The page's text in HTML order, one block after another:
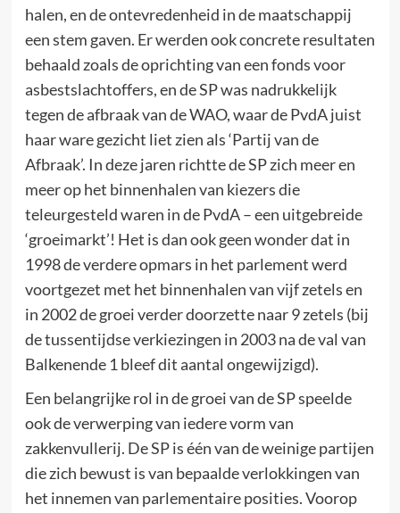
halen, en de ontevredenheid in de maatschappij
een stem gaven. Er werden ook concrete resultaten
behaald zoals de oprichting van een fonds voor
asbestslachtoffers, en de SP was nadrukkelijk
tegen de afbraak van de WAO, waar de PvdA juist
haar ware gezicht liet zien als ‘Partij van de
Afbraak’. In deze jaren richtte de SP zich meer en
meer op het binnenhalen van kiezers die
teleurgesteld waren in de PvdA – een uitgebreide
‘groeimarkt’! Het is dan ook geen wonder dat in
1998 de verdere opmars in het parlement werd
voortgezet met het binnenhalen van vijf zetels en
in 2002 de groei verder doorzette naar 9 zetels (bij
de tussentijdse verkiezingen in 2003 na de val van
Balkenende 1 bleef dit aantal ongewijzigd).
Een belangrijke rol in de groei van de SP speelde
ook de verwerping van iedere vorm van
zakkenvullerij. De SP is één van de weinige partijen
die zich bewust is van bepaalde verlokkingen van
het innemen van parlementaire posities. Voorop